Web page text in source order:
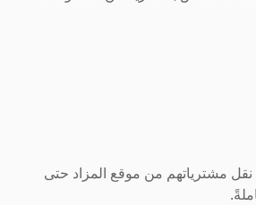
نقل مشترياتهم من موقع المزاد حتى